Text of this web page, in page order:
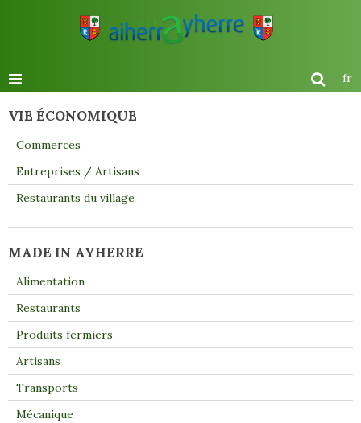
fr
VIE ÉCONOMIQUE
Commerces
Entreprises / Artisans
Restaurants du village
MADE IN AYHERRE
Alimentation
Restaurants
Produits fermiers
Artisans
Transports
Mécanique